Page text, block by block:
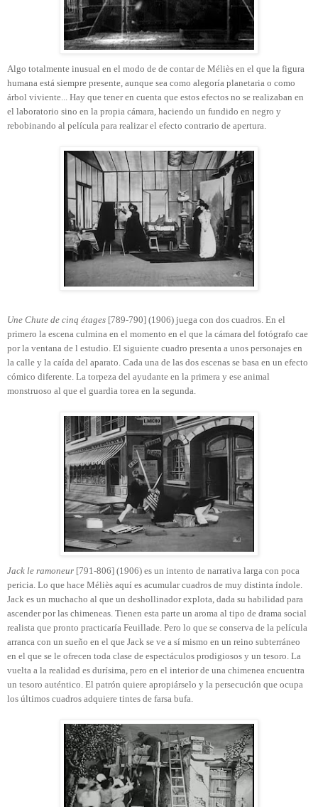
Algo totalmente inusual en el modo de de contar de Méliès en el que la figura
humana está siempre presente, aunque sea como alegoría planetaria o como
árbol viviente... Hay que tener en cuenta que estos efectos no se realizaban en
el laboratorio sino en la propia cámara, haciendo un fundido en negro y
rebobinando al película para realizar el efecto contrario de apertura.
Une Chute de cinq étages [789-790] (1906) juega con dos cuadros. En el
primero la escena culmina en el momento en el que la cámara del fotógrafo cae
por la ventana de l estudio. El siguiente cuadro presenta a unos personajes en
la calle y la caída del aparato. Cada una de las dos escenas se basa en un efecto
cómico diferente. La torpeza del ayudante en la primera y ese animal
monstruoso al que el guardia torea en la segunda.
Jack le ramoneur [791-806] (1906) es un intento de narrativa larga con poca
pericia. Lo que hace Méliès aquí es acumular cuadros de muy distinta índole.
Jack es un muchacho al que un deshollinador explota, dada su habilidad para
ascender por las chimeneas. Tienen esta parte un aroma al tipo de drama social
realista que pronto practicaría Feuillade. Pero lo que se conserva de la película
arranca con un sueño en el que Jack se ve a sí mismo en un reino subterráneo
en el que se le ofrecen toda clase de espectáculos prodigiosos y un tesoro. La
vuelta a la realidad es durísima, pero en el interior de una chimenea encuentra
un tesoro auténtico. El patrón quiere apropiárselo y la persecución que ocupa
los últimos cuadros adquiere tintes de farsa bufa.